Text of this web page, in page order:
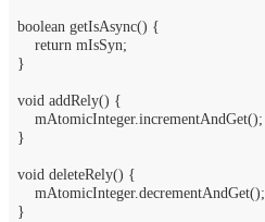
boolean getIsAsync() {
return mIsSyn;
}
void addRely() {
mAtomicInteger.incrementAndGet();
}
void deleteRely() {
mAtomicInteger.decrementAndGet();
}